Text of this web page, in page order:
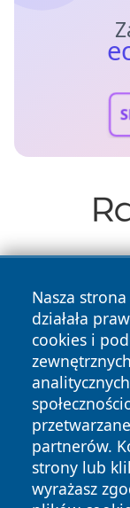
Nasza
działała
cookies i
partnerów.
strony lub
wyrażasz
Copyright © 2026
zastrzeżone.
News Autorzy